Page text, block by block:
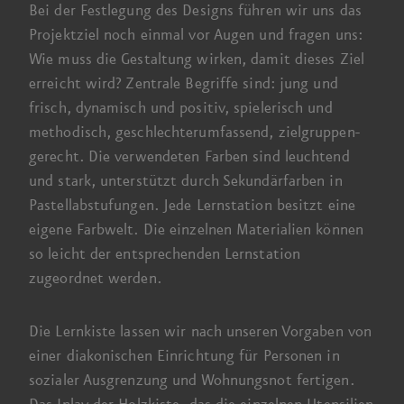
Bei der Fest­legung des Designs führen wir uns das
Projekt­ziel noch einmal vor Augen und fragen uns:
Wie muss die Gestaltung wirken, damit dieses Ziel
erreicht wird? Zentrale Begriffe sind: jung und
frisch, dynamisch und positiv, spielerisch und
methodisch, geschlechter­umfassend, zielgruppen­
gerecht. Die verwendeten Farben sind leuchtend
und stark, unterstützt durch Sekundär­farben in
Pastell­abstufungen. Jede Lern­station besitzt eine
eigene Farb­welt. Die einzelnen Materialien können
so leicht der entsprechenden Lern­station
zugeordnet werden.
Die Lernkiste lassen wir nach unseren Vorgaben von
einer diakonischen Einrichtung für Personen in
sozialer Ausgrenzung und Wohnungs­not fertigen.